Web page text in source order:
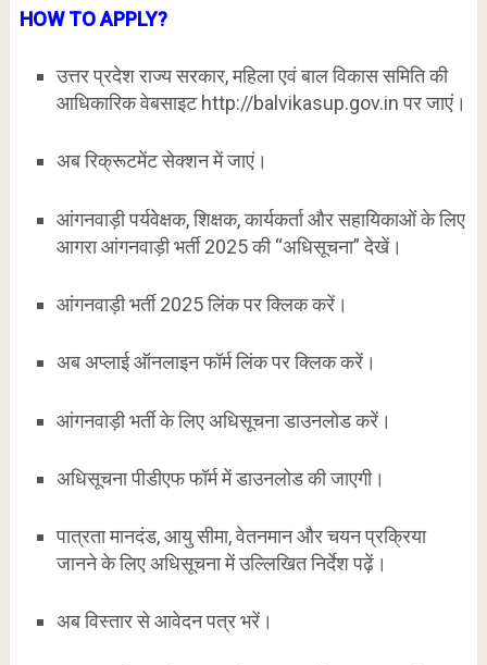
HOW TO APPLY?
उत्तर प्रदेश राज्य सरकार, महिला एवं बाल विकास समिति की
आधिकारिक वेबसाइट http://balvikasup.gov.in पर जाएं।
अब रिक्रूटमेंट सेक्शन में जाएं।
आंगनवाड़ी पर्यवेक्षक, शिक्षक, कार्यकर्ता और सहायिकाओं के लिए
आगरा आंगनवाड़ी भर्ती 2025 की “अधिसूचना” देखें।
आंगनवाड़ी भर्ती 2025 लिंक पर क्लिक करें।
अब अप्लाई ऑनलाइन फॉर्म लिंक पर क्लिक करें।
आंगनवाड़ी भर्ती के लिए अधिसूचना डाउनलोड करें।
अधिसूचना पीडीएफ फॉर्म में डाउनलोड की जाएगी।
पात्रता मानदंड, आयु सीमा, वेतनमान और चयन प्रक्रिया
जानने के लिए अधिसूचना में उल्लिखित निर्देश पढ़ें।
अब विस्तार से आवेदन पत्र भरें।